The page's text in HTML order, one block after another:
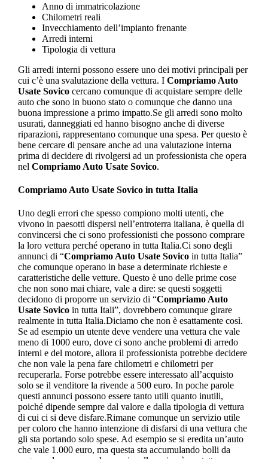
Anno di immatricolazione
Chilometri reali
Invecchiamento dell’impianto frenante
Arredi interni
Tipologia di vettura
Gli arredi interni possono essere uno dei motivi principali per
cui c’è una svalutazione della vettura. I Compriamo Auto
Usate Sovicocercano comunque di acquistare sempre delle
auto che sono in buono stato o comunque che danno una
buona impressione a primo impatto.Se gli arredi sono molto
usurati, danneggiati ed hanno bisogno anche di diverse
riparazioni, rappresentano comunque una spesa. Per questo è
bene cercare di pensare anche ad una valutazione interna
prima di decidere di rivolgersi ad un professionista che opera
nel Compriamo Auto Usate Sovico.
Compriamo Auto Usate Sovicoin tutta Italia
Uno degli errori che spesso compiono molti utenti, che
vivono in paesotti dispersi nell’entroterra italiana, è quella di
convincersi che ci sono professionisti che possono comprare
la loro vettura perché operano in tutta Italia.Ci sono degli
annunci di “Compriamo Auto Usate Sovicoin tutta Italia”
che comunque operano in base a determinate richieste e
caratteristiche delle vetture. Questo è uno delle prime cose
che non sono mai chiare, vale a dire: se questi soggetti
decidono di proporre un servizio di “Compriamo Auto
Usate Sovicoin tutta Itali”, dovrebbero comunque girare
realmente in tutta Italia.Diciamo che non è esattamente così.
Se ad esempio un utente deve vendere una vettura che vale
meno di 1000 euro, dove ci sono anche problemi di arredo
interni e del motore, allora il professionista potrebbe decidere
che non vale la pena fare chilometri e chilometri per
recuperarla. Forse potrebbe essere interessato all’acquisto
solo se il venditore la rivende a 500 euro. In poche parole
questi annunci possono essere tanto utili quanto inutili,
poiché dipende sempre dal valore e dalla tipologia di vettura
di cui ci si deve disfare.Rimane comunque un servizio utile
per coloro che hanno intenzione di disfarsi di una vettura che
gli sta portando solo spese. Ad esempio se si eredita un’auto
che vale 1.000 euro, ma questa sta accumulando bolli da